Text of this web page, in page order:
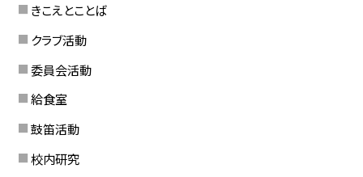
きこえとことば
クラブ活動
委員会活動
給食室
鼓笛活動
校内研究